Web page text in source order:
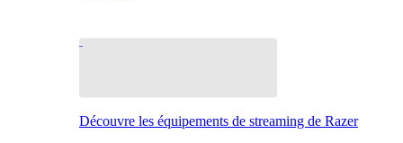
Découvre les équipements de streaming de Razer